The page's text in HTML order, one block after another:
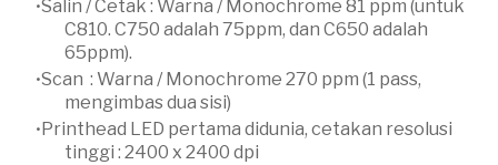
Salin / Cetak : Warna / Monochrome 81 ppm (untuk
C810. C750 adalah 75ppm, dan C650 adalah
65ppm).
Scan : Warna / Monochrome 270 ppm (1 pass,
mengimbas dua sisi)
Printhead LED pertama didunia, cetakan resolusi
tinggi : 2400 x 2400 dpi